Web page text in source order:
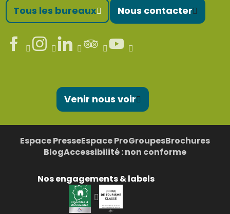
Tous les bureaux Nous contacter
Venir nous voir
Espace PresseEspace ProGroupesBrochures
BlogAccessibilité : non conforme
Nos engagements & labels